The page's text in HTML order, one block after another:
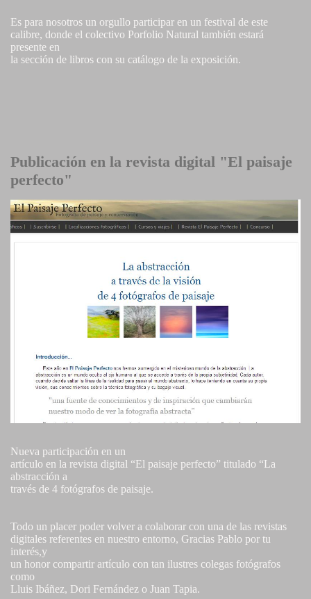
Es para nosotros un orgullo participar en un festival de este
calibre, donde el colectivo Porfolio Natural también estará
presente en
la sección de libros con su catálogo de la exposición.
Publicación en la revista digital "El paisaje
perfecto"
Nueva participación en un
artículo en la revista digital “El paisaje perfecto” titulado “La
abstracción a
través de 4 fotógrafos de paisaje.
Todo un placer poder volver a colaborar con una de las revistas
digitales referentes en nuestro entorno, Gracias Pablo por tu
interés,y
un honor compartir artículo con tan ilustres colegas fotógrafos
como
Lluis Ibáñez, Dori Fernández o Juan Tapia.